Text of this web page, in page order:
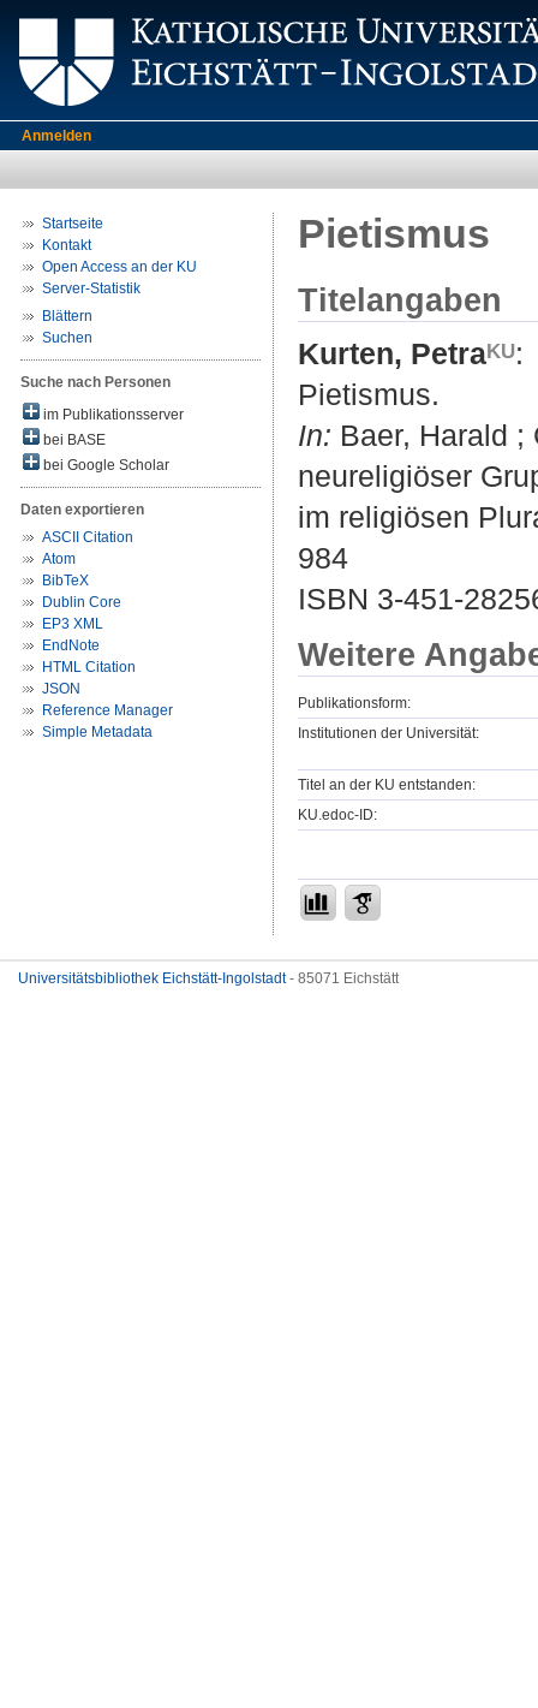
Anmelden
Startseite
Kontakt
Open Access an der KU
Server-Statistik
Blättern
Suchen
Suche nach Personen
im Publikationsserver
bei BASE
bei Google Scholar
Daten exportieren
ASCII Citation
Atom
BibTeX
Dublin Core
EP3 XML
EndNote
HTML Citation
JSON
Reference Manager
Simple Metadata
Pietismus
Titelangaben
Kurten, Petra
:
Pietismus.
In: Baer, Harald
neureligiöser
im religiösen
984
ISBN 3-451-
Weitere
Publikationsform:
Institutionen der Universität:
Titel an der KU entstanden:
KU.edoc-ID:
Universitätsbibliothek Eichstätt-Ingolstadt- 85071 Eichstätt